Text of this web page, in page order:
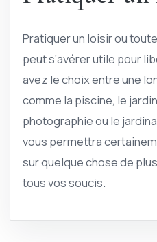
Pratiquer un loisir ou
peut s’avérer utile pour
avez le choix entre une
comme la piscine, le
photographie ou le
vous permettra
sur quelque chose de
tous vos soucis.